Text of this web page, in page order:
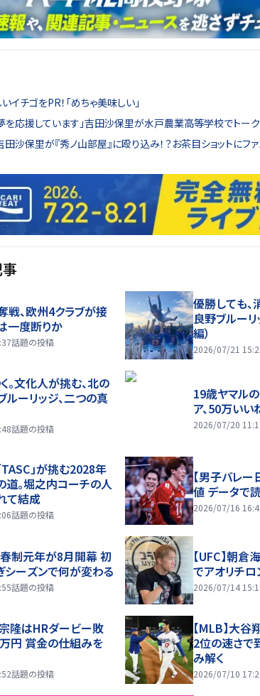
イチゴをPR！「めちゃ美味しい」
を応援しています」吉田沙保里が水戸農業高等学校でトーク
沙保里が『秀ノ山部屋』に殴り込み！？お茶目ショットにファ
戦、欧州4クラブが接
一度断りか
話題の投稿
優勝しても、
良野ブルーリ
編）
2026/07/21
。文化人が挑む、北の
ルーリッジ、二つの真
話題の投稿
19歳ヤマル
ア、50万い
2026/07/20
」が挑む2028年
道。堀之内コーチの人
て結成
話題の投稿
【男子バレ
値 データで
2026/07/16
春制元年が8月開幕 初
シーズンで何が変わる
話題の投稿
【UFC】朝
でアオリチ
2026/07/14
宗隆はHRダービー敗
円 賞金の仕組みを
話題の投稿
【MLB】大谷
2位の速さで
み解く
2026/07/10